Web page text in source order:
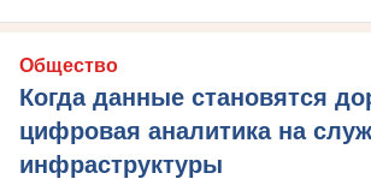
Общество
Когда данные становятся
цифровая аналитика на
инфраструктуры